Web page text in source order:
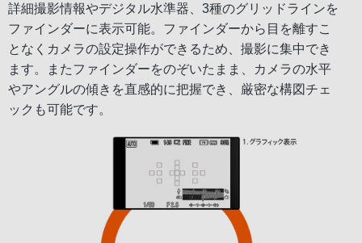
詳細撮影情報やデジタル水準器、3種のグリッドラインを
ファインダーに表示可能。ファインダーから目を離すこ
となくカメラの設定操作ができるため、撮影に集中でき
ます。またファインダーをのぞいたまま、カメラの水平
やアングルの傾きを直感的に把握でき、厳密な構図チェ
ックも可能です。